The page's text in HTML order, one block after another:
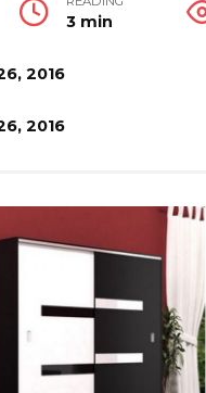
3 min
2016
2016